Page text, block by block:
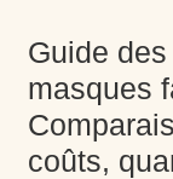
Guide
masques
coûts,